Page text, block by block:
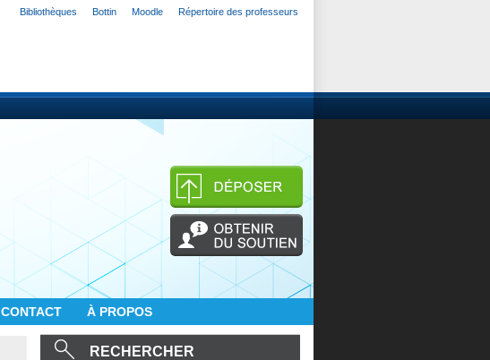
Bibliothèques Bottin Moodle Répertoire des professeurs
CONTACT À PROPOS
RECHERCHER